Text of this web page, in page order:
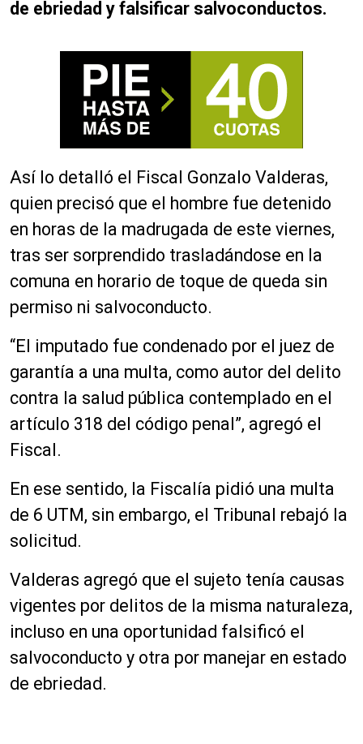
de ebriedad y falsificar salvoconductos.
Así lo detalló el Fiscal Gonzalo Valderas,
quien precisó que el hombre fue detenido
en horas de la madrugada de este viernes,
tras ser sorprendido trasladándose en la
comuna en horario de toque de queda sin
permiso ni salvoconducto.
“El imputado fue condenado por el juez de
garantía a una multa, como autor del delito
contra la salud pública contemplado en el
artículo 318 del código penal”, agregó el
Fiscal.
En ese sentido, la Fiscalía pidió una multa
de 6 UTM, sin embargo, el Tribunal rebajó la
solicitud.
Valderas agregó que el sujeto tenía causas
vigentes por delitos de la misma naturaleza,
incluso en una oportunidad falsificó el
salvoconducto y otra por manejar en estado
de ebriedad.